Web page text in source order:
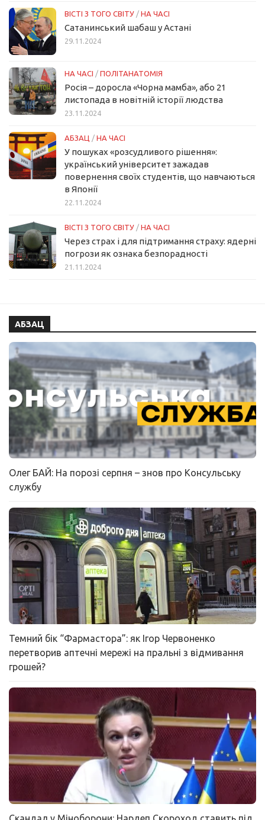
ВІСТІ З ТОГО СВІТУ / НА ЧАСІ
Сатанинський шабаш у Астані
29.11.2024
НА ЧАСІ / ПОЛІТАНАТОМІЯ
Росія – доросла «Чорна мамба», або 21
листопада в новітній історії людства
23.11.2024
АБЗАЦ / НА ЧАСІ
У пошуках «розсудливого рішення»:
український університет зажадав
повернення своїх студентів, що навчаються
в Японії
22.11.2024
ВІСТІ З ТОГО СВІТУ / НА ЧАСІ
Через страх і для підтримання страху: ядерні
погрози як ознака безпорадності
21.11.2024
АБЗАЦ
Олег БАЙ: На порозі серпня – знов про Консульську
службу
Темний бік “Фармастора”: як Ігор Червоненко
перетворив аптечні мережі на пральні з відмивання
грошей?